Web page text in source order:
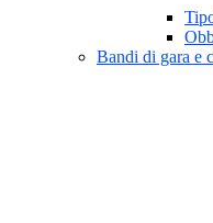
Bandi di gara e